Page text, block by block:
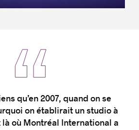
qu’en 2007, quand on se
on établirait un studio à
là où Montréal International a